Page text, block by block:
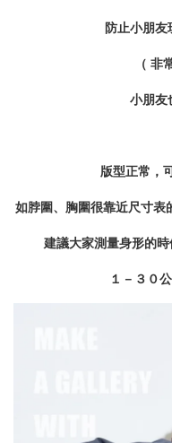
防止小朋友
（ 非
小朋
版型正常，
如脖圍、胸圍很靠近尺寸表
建議大家測量身形的時
１－３０